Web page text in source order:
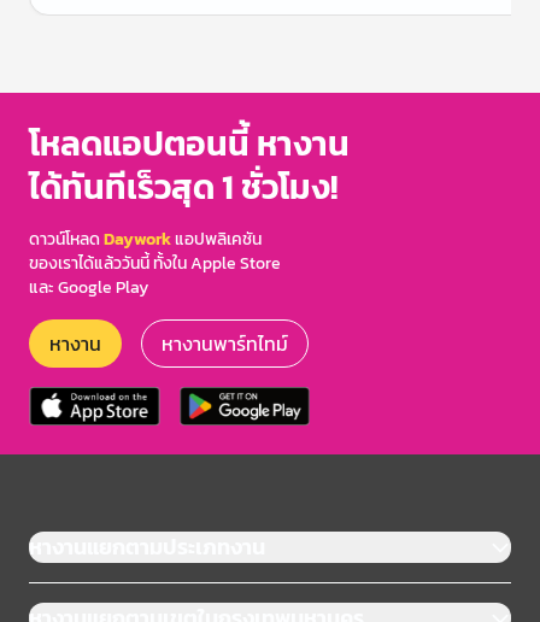
of
โหลดแอปตอนนี้ หางาน
ได้ทันทีเร็วสุด 1 ชั่วโมง!
ดาวน์โหลดDayworkแอปพลิเคชัน
ของเราได้แล้ววันนี้ ทั้งใน Apple Store
และ Google Play
หางาน หางานพาร์ทไทม์
หางานแยกตามประเภทงาน